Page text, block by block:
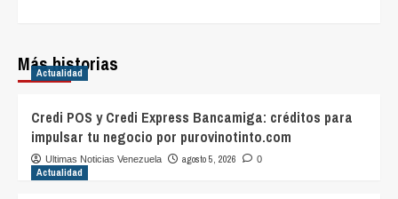
Más historias
Actualidad
Credi POS y Credi Express Bancamiga: créditos para
impulsar tu negocio por purovinotinto.com
Ultimas Noticias Venezuela agosto 5, 2026 0
Actualidad